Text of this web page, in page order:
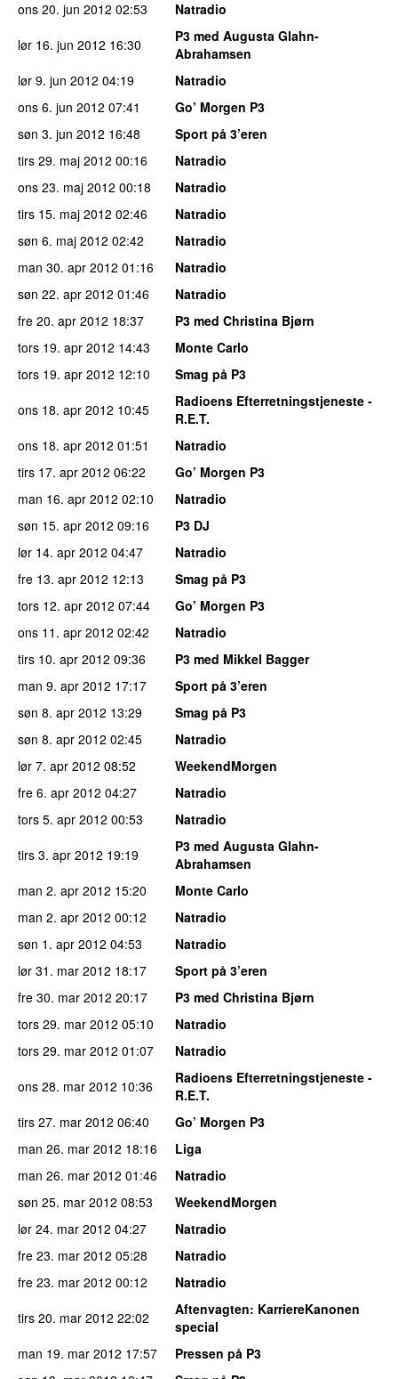
ons 20. jun 2012 02:53
Natradio
lør 16. jun 2012 16:30
P3 med Augusta Glahn-
Abrahamsen
lør 9. jun 2012 04:19
Natradio
ons 6. jun 2012 07:41
Go’ Morgen P3
søn 3. jun 2012 16:48
Sport på 3’eren
tirs 29. maj 2012 00:16
Natradio
ons 23. maj 2012 00:18
Natradio
tirs 15. maj 2012 02:46
Natradio
søn 6. maj 2012 02:42
Natradio
man 30. apr 2012 01:16
Natradio
søn 22. apr 2012 01:46
Natradio
fre 20. apr 2012 18:37
P3 med Christina Bjørn
tors 19. apr 2012 14:43
Monte Carlo
tors 19. apr 2012 12:10
Smag på P3
ons 18. apr 2012 10:45
Radioens Efterretningstjeneste -
R.E.T.
ons 18. apr 2012 01:51
Natradio
tirs 17. apr 2012 06:22
Go’ Morgen P3
man 16. apr 2012 02:10
Natradio
søn 15. apr 2012 09:16
P3 DJ
lør 14. apr 2012 04:47
Natradio
fre 13. apr 2012 12:13
Smag på P3
tors 12. apr 2012 07:44
Go’ Morgen P3
ons 11. apr 2012 02:42
Natradio
tirs 10. apr 2012 09:36
P3 med Mikkel Bagger
man 9. apr 2012 17:17
Sport på 3’eren
søn 8. apr 2012 13:29
Smag på P3
søn 8. apr 2012 02:45
Natradio
lør 7. apr 2012 08:52
WeekendMorgen
fre 6. apr 2012 04:27
Natradio
tors 5. apr 2012 00:53
Natradio
tirs 3. apr 2012 19:19
P3 med Augusta Glahn-
Abrahamsen
man 2. apr 2012 15:20
Monte Carlo
man 2. apr 2012 00:12
Natradio
søn 1. apr 2012 04:53
Natradio
lør 31. mar 2012 18:17
Sport på 3’eren
fre 30. mar 2012 20:17
P3 med Christina Bjørn
tors 29. mar 2012 05:10
Natradio
tors 29. mar 2012 01:07
Natradio
ons 28. mar 2012 10:36
Radioens Efterretningstjeneste -
R.E.T.
tirs 27. mar 2012 06:40
Go’ Morgen P3
man 26. mar 2012 18:16
Liga
man 26. mar 2012 01:46
Natradio
søn 25. mar 2012 08:53
WeekendMorgen
lør 24. mar 2012 04:27
Natradio
fre 23. mar 2012 05:28
Natradio
fre 23. mar 2012 00:12
Natradio
tirs 20. mar 2012 22:02 Aftenvagten: KarriereKanonen
special
man 19. mar 2012 17:57
Pressen på P3